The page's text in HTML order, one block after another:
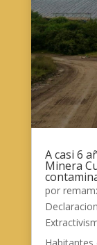
A casi 6
Minera
por